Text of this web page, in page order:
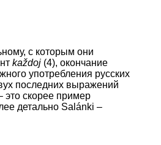
с которым они
každoj (4), окончание
употребления русских
последних выражений
это скорее пример
детально Salánki –